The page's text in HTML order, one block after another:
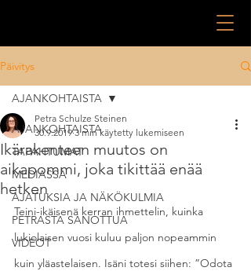
Päivitys
AJANKOHTAISTA
TAPAHTUMAT
MEDIASSA
AJATUKSIA JA NÄKÖKULMIA
PETRASTA SANOTTUA
VIDEOT
AJANKOHTAISTA
Ikärakenteen muutos on
aikapommi, joka tikittää enää
hetken
Petra Schulze Steinen
30.9.2019 3 min käytetty lukemiseen
Teini-ikäisenä kerran ihmettelin, kuinka
lukiolaisen vuosi kuluu paljon nopeammin
kuin yläastelaisen. Isäni totesi siihen: ”Odota